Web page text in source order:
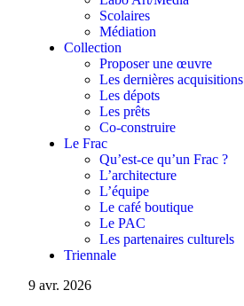
Scolaires
Médiation
Collection
Proposer une œuvre
Les dernières acquisitions
Les dépots
Les prêts
Co-construire
Le Frac
Qu’est-ce qu’un Frac ?
L’architecture
L’équipe
Le café boutique
Le PAC
Les partenaires culturels
Triennale
9 avr. 2026